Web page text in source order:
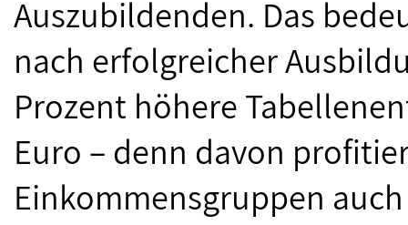
Auszubildenden. Das
nach erfolgreicher
Prozent höhere
Euro – denn davon
Einkommensgruppen